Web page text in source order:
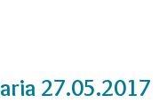
27.05.2017